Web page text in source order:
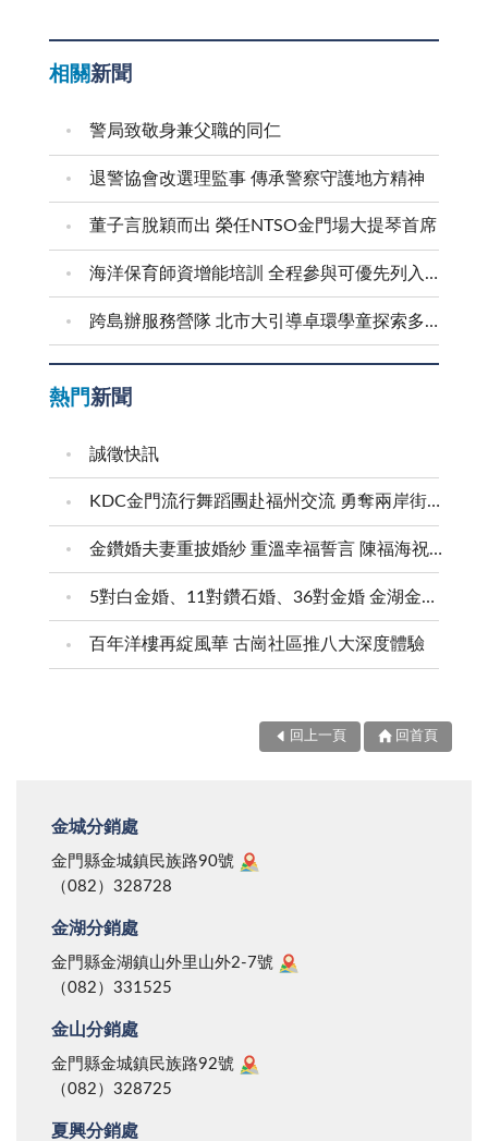
相關新聞
警局致敬身兼父職的同仁
退警協會改選理監事 傳承警察守護地方精神
董子言脫穎而出 榮任NTSO金門場大提琴首席
海洋保育師資增能培訓 全程參與可優先列入到校宣導講師
跨島辦服務營隊 北市大引導卓環學童探索多元能力
熱門新聞
誠徵快訊
KDC金門流行舞蹈團赴福州交流 勇奪兩岸街舞賽三等獎
金鑽婚夫妻重披婚紗 重溫幸福誓言 陳福海祝福牽手半世紀 情深相守成典範
5對白金婚、11對鑽石婚、36對金婚 金湖金沙夫妻共享榮耀時刻 陳福海表揚金鑽婚夫妻 向半世紀相守家庭典範致敬
百年洋樓再綻風華 古崗社區推八大深度體驗
回上一頁 回首頁
金城分銷處
金門縣金城鎮民族路90號
（082）328728
金湖分銷處
金門縣金湖鎮山外里山外2-7號
（082）331525
金山分銷處
金門縣金城鎮民族路92號
（082）328725
夏興分銷處